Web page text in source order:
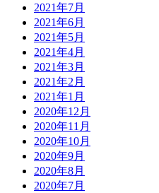
2021年7月
2021年6月
2021年5月
2021年4月
2021年3月
2021年2月
2021年1月
2020年12月
2020年11月
2020年10月
2020年9月
2020年8月
2020年7月